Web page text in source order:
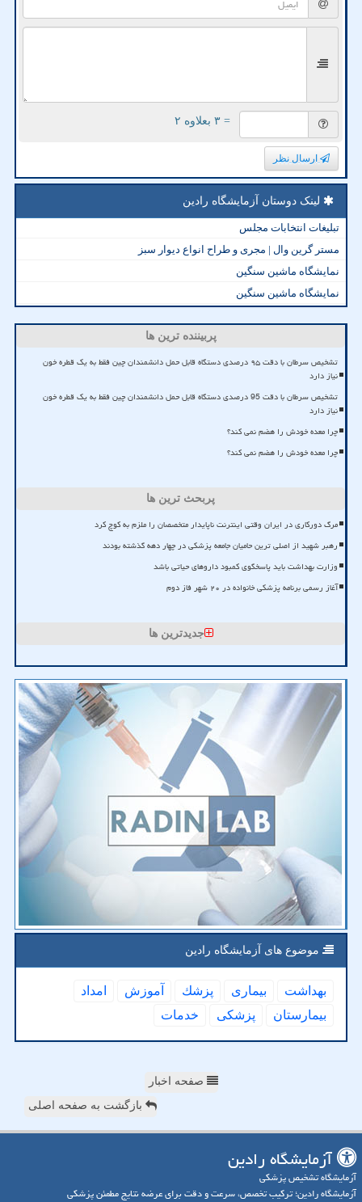
= ۳ بعلاوه ۲
ارسال نظر
لینک دوستان آزمایشگاه رادین
تبلیغات انتخابات مجلس
مستر گرین وال | مجری و طراح انواع دیوار سبز
نمایشگاه ماشین سنگین
نمایشگاه ماشین سنگین
پربیننده ترین ها
تشخیص سرطان با دقت ۹۵ درصدی دستگاه قابل حمل دانشمندان چین فقط به یک قطره خون
نیاز دارد
تشخیص سرطان با دقت 95 درصدی دستگاه قابل حمل دانشمندان چین فقط به یک قطره خون
نیاز دارد
چرا معده خودش را هضم نمی کند؟
چرا معده خودش را هضم نمی کند؟
پربحث ترین ها
مرگ دورکاری در ایران وقتی اینترنت ناپایدار متخصصان را ملزم به کوچ کرد
رهبر شهید از اصلی ترین حامیان جامعه پزشکی در چهار دهه گذشته بودند
وزارت بهداشت باید پاسخگوی کمبود داروهای حیاتی باشد
آغاز رسمی برنامه پزشکی خانواده در ۲۰ شهر فاز دوم
جدیدترین ها
موضوع های آزمایشگاه رادین
بهداشت بیماری پزشك آموزش
امداد
بیمارستان
پزشكی خدمات
صفحه اخبار
بازگشت به صفحه اصلی
آزمایشگاه رادین
آزمایشگاه تشخیص پزشکی
آزمایشگاه رادین؛ ترکیب تخصص، سرعت و دقت برای عرضه نتایج مطمئن پزشکی